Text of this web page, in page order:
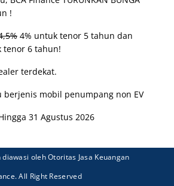
!
4% untuk tenor 5 tahun dan
tenor 6 tahun!
terdekat.
berjenis mobil penumpang non EV
31 Agustus 2026
oleh Otoritas Jasa Keuangan
All Right Reserved